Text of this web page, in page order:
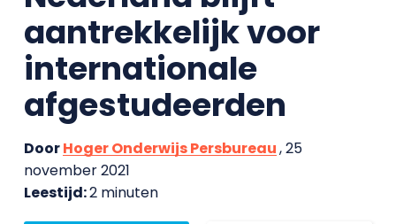
aantrekkelijk voor
internationale
afgestudeerden
DoorHoger Onderwijs Persbureau, 25
november 2021
Leestijd:2 minuten